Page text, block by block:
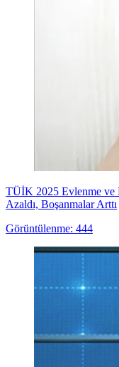
TÜİK 2025 Evlenme ve
Azaldı, Boşanmalar Arttı
Görüntülenme: 444